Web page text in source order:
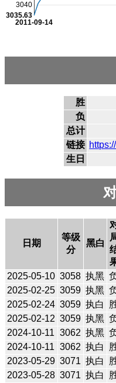
2011-09-14
3040
3035.63
胜
负
总计
链接
生日
日期
等级
分
黑白
2025-05-10 3058 执黑
2025-02-25 3059 执黑
2025-02-24 3059 执白
2025-02-12 3059 执黑
2024-10-11 3062 执黑
2024-10-11 3062 执白
2023-05-29 3071 执白
2023-05-28 3071 执白